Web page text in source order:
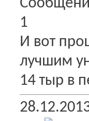
1
И вот
лучшим
14 тыр в